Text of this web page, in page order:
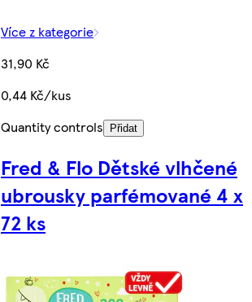
Více z kategorie
31,90 Kč
0,44 Kč/kus
Quantity controls
Přidat
Fred & Flo Dětské vlhčené
ubrousky parfémované 4 x
72 ks